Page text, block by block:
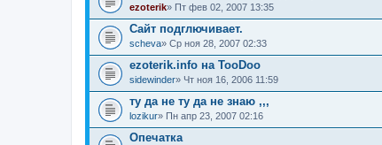
ezoterik» Пт фев 02, 2007 13:35
Сайт подглючивает.
sсheva» Ср ноя 28, 2007 02:33
ezoterik.info на TooDoo
sidewinder» Чт ноя 16, 2006 11:59
ту да не ту да не знаю ,,,
lozikur» Пн апр 23, 2007 02:16
Опечатка